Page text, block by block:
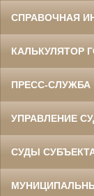
СПРАВОЧНАЯ
КАЛЬКУЛЯТОР
ПРЕСС-СЛУЖБА
УПРАВЛЕНИЕ
СУДЫ